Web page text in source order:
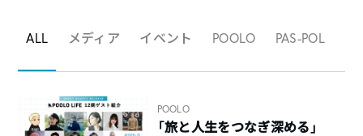
ALL メディア イベント POOLO PAS-POL
POOLO
「旅と人生をつなぎ深める」